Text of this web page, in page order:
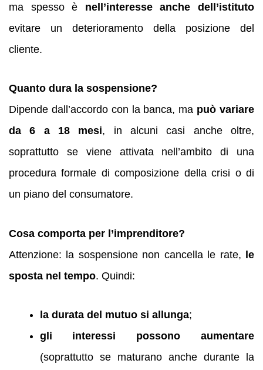
ma spesso è nell’interesse anche dell’istituto
evitare un deterioramento della posizione del
cliente.
Quanto dura la sospensione?
Dipende dall’accordo con la banca, ma può variare
da 6 a 18 mesi, in alcuni casi anche oltre,
soprattutto se viene attivata nell’ambito di una
procedura formale di composizione della crisi o di
un piano del consumatore.
Cosa comporta per l’imprenditore?
Attenzione: la sospensione non cancella le rate, le
sposta nel tempo. Quindi:
la durata del mutuo si allunga;
gli interessi possono aumentare
(soprattutto se maturano anche durante la